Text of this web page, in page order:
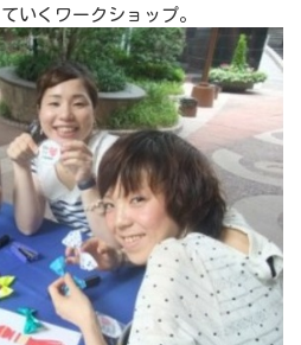
いくワークショップ。